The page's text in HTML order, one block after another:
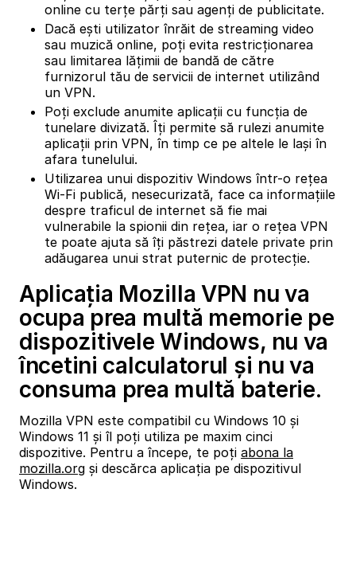
online cu terțe părți sau agenți de publicitate.
Dacă ești utilizator înrăit de streaming video
sau muzică online, poți evita restricționarea
sau limitarea lățimii de bandă de către
furnizorul tău de servicii de internet utilizând
un VPN.
Poți exclude anumite aplicații cu funcția de
tunelare divizată. Îți permite să rulezi anumite
aplicații prin VPN, în timp ce pe altele le lași în
afara tunelului.
Utilizarea unui dispozitiv Windows într-o rețea
Wi-Fi publică, nesecurizată, face ca informațiile
despre traficul de internet să fie mai
vulnerabile la spionii din rețea, iar o rețea VPN
te poate ajuta să îți păstrezi datele private prin
adăugarea unui strat puternic de protecție.
Aplicația Mozilla VPN nu va
ocupa prea multă memorie pe
dispozitivele Windows, nu va
încetini calculatorul și nu va
consuma prea multă baterie.
Mozilla VPN este compatibil cu Windows 10 și
Windows 11 și îl poți utiliza pe maxim cinci
dispozitive. Pentru a începe, te poți abona la
mozilla.org și descărca aplicația pe dispozitivul
Windows.